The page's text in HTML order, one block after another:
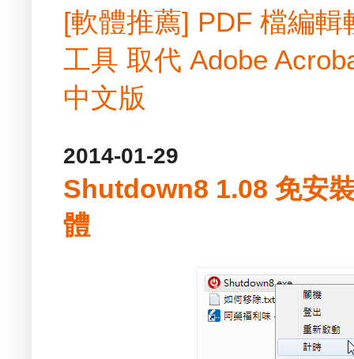
[軟體推薦] PDF 檔編
工具 取代 Adobe
中文版
2014-01-29
Shutdown8 1.08 免安
體